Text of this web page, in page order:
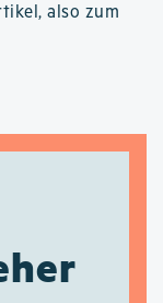
also zum